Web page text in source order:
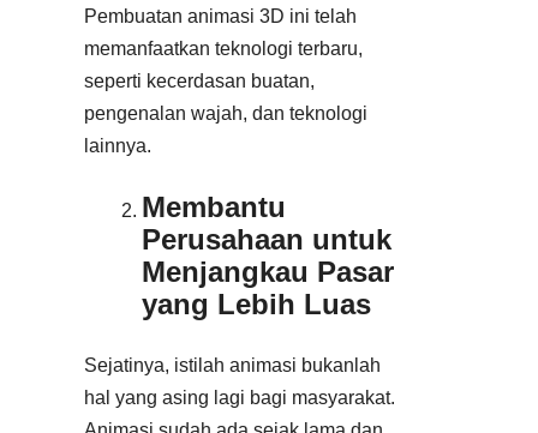
Pembuatan animasi 3D ini telah
memanfaatkan teknologi terbaru,
seperti kecerdasan buatan,
pengenalan wajah, dan teknologi
lainnya.
Membantu
Perusahaan untuk
Menjangkau Pasar
yang Lebih Luas
Sejatinya, istilah animasi bukanlah
hal yang asing lagi bagi masyarakat.